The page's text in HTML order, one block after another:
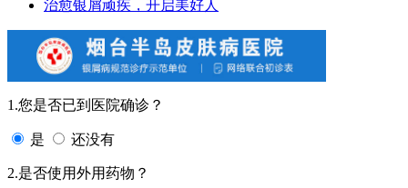
治愈银屑顽疾，开启美好人
1.您是否已到医院确诊？
是 还没有
2.是否使用外用药物？